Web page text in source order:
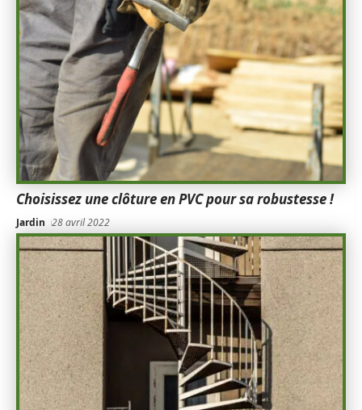
Choisissez une clôture en PVC pour sa robustesse !
Jardin 28 avril 2022